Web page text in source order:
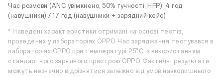
Час розмови (ANC увімкнено, 50% гучності, HFP): 4 год
(навушники) / 17 год (навушники + зарядний кейс)
* Наведені характеристики отримані на основі тестів,
проведених у лабораторіях OPPO. Час заряджання тестувався в
лабораторіях OPPO при температурі 25°C із використанням
стандартного зарядного пристрою OPPO. Фактичні результати
можуть незначно відрізнятися залежно від умов навколишнього